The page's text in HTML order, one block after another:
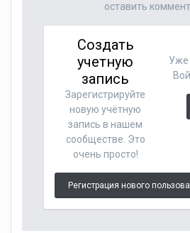
оставить
Создать
учетную
запись
Зарегистрируйте
новую учётную
запись в нашем
сообществе. Это
очень просто!
Регистрация нового
Уже